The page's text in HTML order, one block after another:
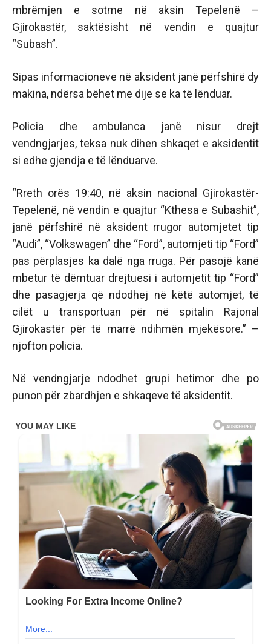
mbrëmjen e sotme në aksin Tepelenë –
Gjirokastër, saktësisht në vendin e quajtur
“Subash”.
Sipas informacioneve në aksident janë përfshirë dy
makina, ndërsa bëhet me dije se ka të lënduar.
Policia dhe ambulanca janë nisur drejt
vendngjarjes, teksa nuk dihen shkaqet e aksidentit
si edhe gjendja e të lënduarve.
“Rreth orës 19:40, në aksin nacional Gjirokastër-
Tepelenë, në vendin e quajtur “Kthesa e Subashit”,
janë përfshirë në aksident rrugor automjetet tip
“Audi”, “Volkswagen” dhe “Ford”, automjeti tip “Ford”
pas përplasjes ka dalë nga rruga. Për pasojë kanë
mbetur të dëmtuar drejtuesi i automjetit tip “Ford”
dhe pasagjerja që ndodhej në këtë automjet, të
cilët u transportuan për në spitalin Rajonal
Gjirokastër për të marrë ndihmën mjekësore.” –
njofton policia.
Në vendngjarje ndodhet grupi hetimor dhe po
punon për zbardhjen e shkaqeve të aksidentit.